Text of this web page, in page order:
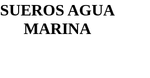
SUEROS AGUA
MARINA